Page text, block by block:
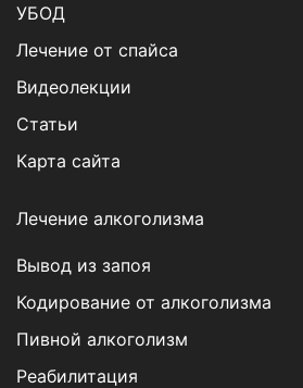
УБОД
Лечение от спайса
Видеолекции
Статьи
Карта сайта
Лечение алкоголизма
Вывод из запоя
Кодирование от алкоголизма
Пивной алкоголизм
Реабилитация